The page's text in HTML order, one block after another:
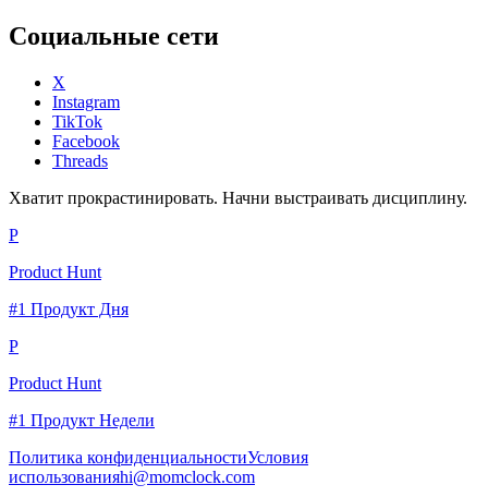
Социальные сети
X
Instagram
TikTok
Facebook
Threads
Хватит прокрастинировать. Начни выстраивать дисциплину.
P
Product Hunt
#1 Продукт Дня
P
Product Hunt
#1 Продукт Недели
Политика конфиденциальностиУсловия
использованияhi@momclock.com